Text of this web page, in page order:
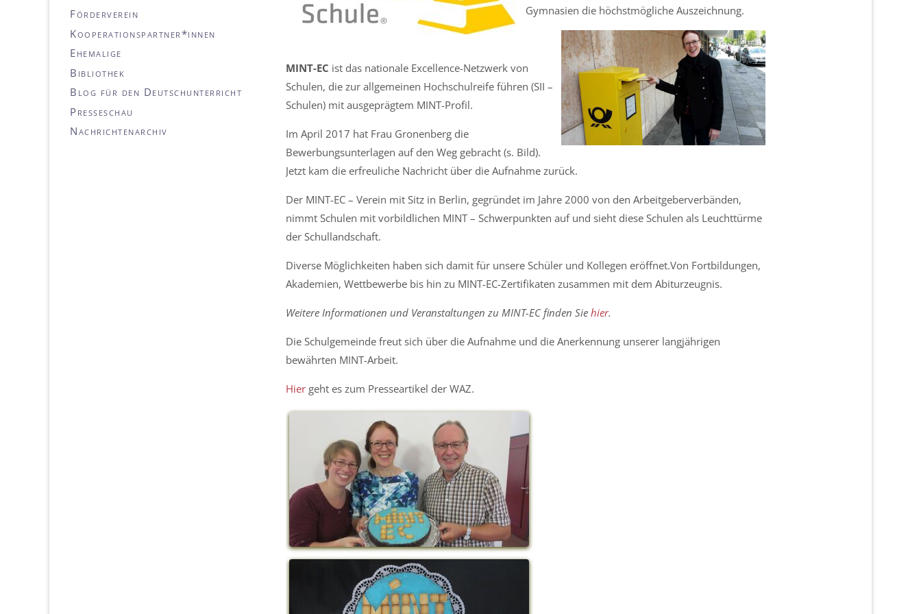
Gymnasien die höchstmögliche Auszeichnung.
MINT-EC ist das nationale Excellence-Netzwerk von
Schulen, die zur allgemeinen Hochschulreife führen (SII –
Schulen) mit ausgeprägtem MINT-Profil.
Im April 2017 hat Frau Gronenberg die
Bewerbungsunterlagen auf den Weg gebracht (s. Bild).
Jetzt kam die erfreuliche Nachricht über die Aufnahme zurück.
Der MINT-EC – Verein mit Sitz in Berlin, gegründet im Jahre 2000 von den Arbeitgeberverbänden,
nimmt Schulen mit vorbildlichen MINT – Schwerpunkten auf und sieht diese Schulen als Leuchttürme
der Schullandschaft.
Diverse Möglichkeiten haben sich damit für unsere Schüler und Kollegen eröffnet.Von Fortbildungen,
Akademien, Wettbewerbe bis hin zu MINT-EC-Zertifikaten zusammen mit dem Abiturzeugnis.
Weitere Informationen und Veranstaltungen zu MINT-EC finden Sie hier.
Die Schulgemeinde freut sich über die Aufnahme und die Anerkennung unserer langjährigen
bewährten MINT-Arbeit.
Hier geht es zum Presseartikel der WAZ.
Förderverein
Kooperationspartner*innen
Ehemalige
Bibliothek
Blog für den Deutschunterricht
Presseschau
Nachrichtenarchiv